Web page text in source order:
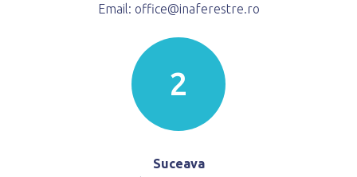
Email: office@inaferestre.ro
2
Suceava